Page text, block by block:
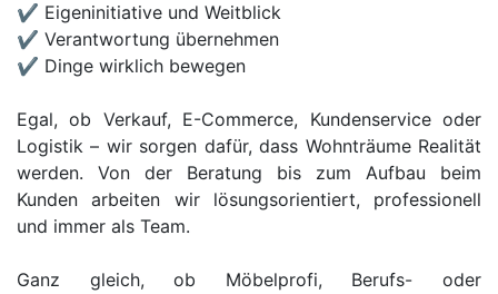
✔ Eigeninitiative und Weitblick
✔ Verantwortung übernehmen
✔ Dinge wirklich bewegen
Egal, ob Verkauf, E-Commerce, Kundenservice oder
Logistik – wir sorgen dafür, dass Wohnträume Realität
werden. Von der Beratung bis zum Aufbau beim
Kunden arbeiten wir lösungsorientiert, professionell
und immer als Team.
Ganz gleich, ob Möbelprofi, Berufs- oder